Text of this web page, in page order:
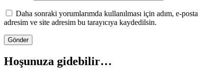
Daha sonraki yorumlarımda kullanılması için adım, e-posta
adresim ve site adresim bu tarayıcıya kaydedilsin.
Hoşunuza gidebilir…